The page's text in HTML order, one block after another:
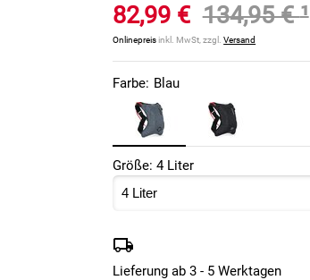
82,99 € 134,95 €¹
Onlinepreisinkl. MwSt, zzgl.Versand
Farbe: Blau
Größe: 4 Liter
Lieferung ab 3 - 5 Werktagen